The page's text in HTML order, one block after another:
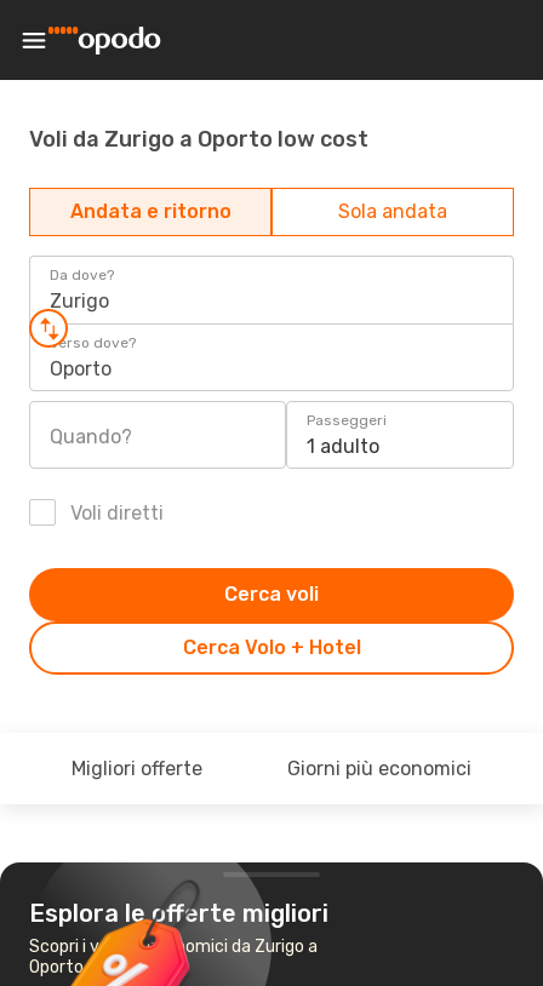
Voli da Zurigo a Oporto low cost
Andata e ritorno Sola andata
Da dove?
Zurigo
Verso dove?
Oporto
Quando?
Passeggeri
1 adulto
Voli diretti
Cerca Volo + Hotel
Cerca voli
Migliori offerte Giorni più economici
Esplora le offerte migliori
Scopri i voli più economici da Zurigo a
Oporto